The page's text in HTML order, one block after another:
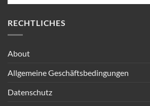
RECHTLICHES
About
Allgemeine Geschäftsbedingungen
Datenschutz